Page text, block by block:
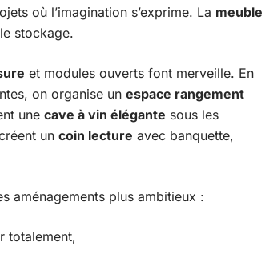
où l’imagination s’exprime. La meuble
stockage.
et modules ouverts font merveille. En
on organise un espace rangement
une cave à vin élégante sous les
un coin lecture avec banquette,
aménagements plus ambitieux :
totalement,